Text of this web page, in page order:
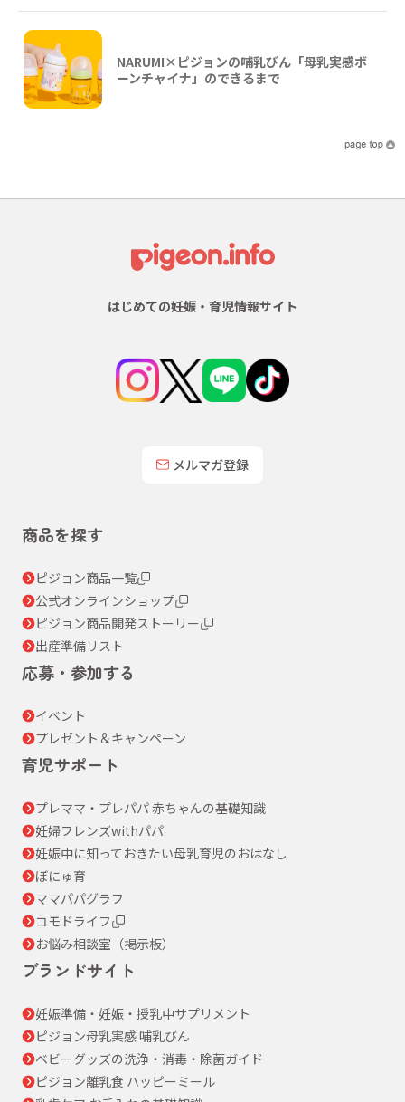
NARUMI×ピジョンの哺乳びん「母乳実感ボ
ーンチャイナ」のできるまで
はじめての妊娠・育児情報サイト
メルマガ登録
商品を探す
ピジョン商品一覧
公式オンラインショップ
ピジョン商品開発ストーリー
出産準備リスト
応募・参加する
イベント
プレゼント＆キャンペーン
育児サポート
プレママ・プレパパ 赤ちゃんの基礎知識
妊婦フレンズwithパパ
妊娠中に知っておきたい母乳育児のおはなし
ぼにゅ育
ママパパグラフ
コモドライフ
お悩み相談室（掲示板）
ブランドサイト
妊娠準備・妊娠・授乳中サプリメント
ピジョン母乳実感 哺乳びん
ベビーグッズの洗浄・消毒・除菌ガイド
ピジョン離乳食 ハッピーミール